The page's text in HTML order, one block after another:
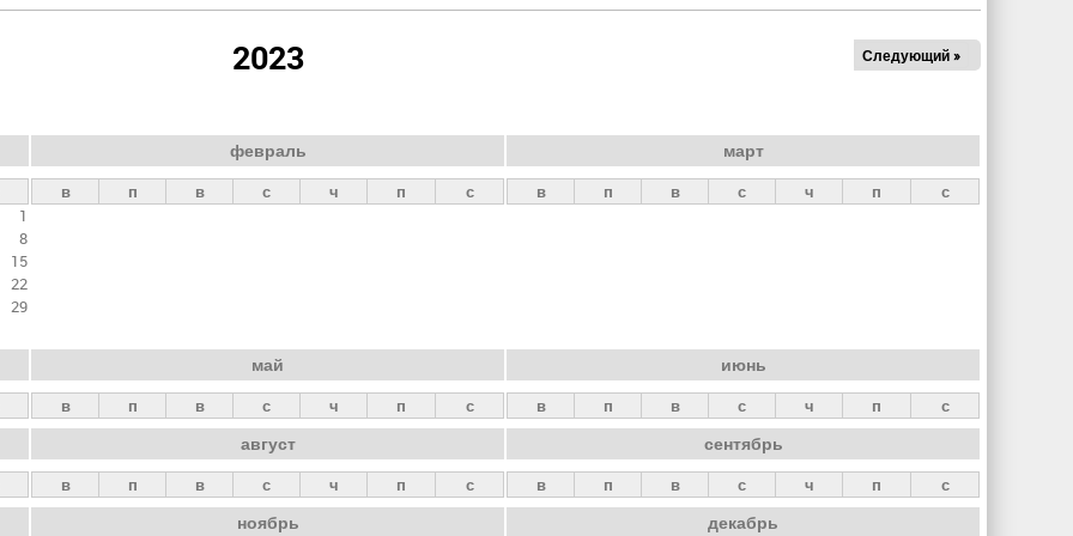
2023 Следующий »
1
8
15
22
29
февраль
в п в с ч п с
март
в п в с ч п с
май
в п в с ч п с
июнь
в п в с ч п с
август
в п в с ч п с
сентябрь
в п в с ч п с
ноябрь декабрь